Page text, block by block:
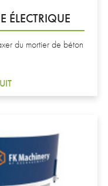
ÉLECTRIQUE
du mortier de béton